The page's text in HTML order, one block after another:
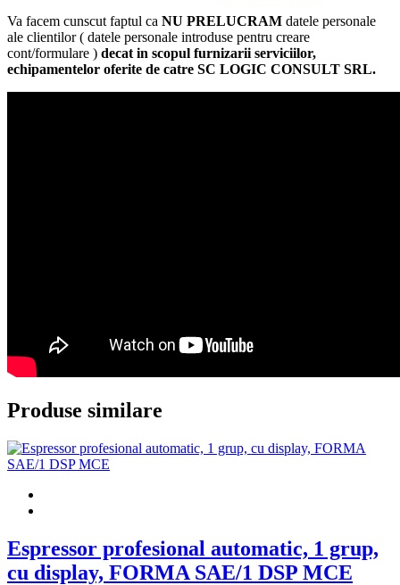
Va facem cunscut faptul ca NU PRELUCRAM datele personale
ale clientilor ( datele personale introduse pentru creare
cont/formulare ) decat in scopul furnizarii serviciilor,
echipamentelor oferite de catre SC LOGIC CONSULT SRL.
Produse similare
Espressor profesional automatic, 1 grup,
cu display, FORMA SAE/1 DSP MCE